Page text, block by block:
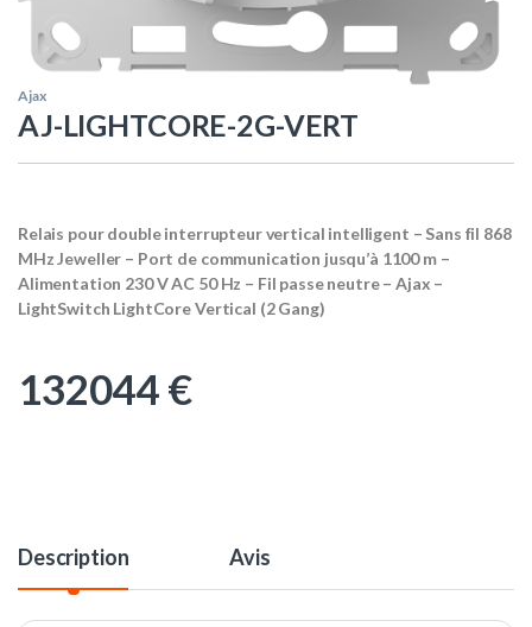
Ajax
AJ-LIGHTCORE-2G-VERT
Relais pour double interrupteur vertical intelligent – Sans fil 868
MHz Jeweller – Port de communication jusqu’à 1100 m –
Alimentation 230 V AC 50 Hz – Fil passe neutre – Ajax –
LightSwitch LightCore Vertical (2 Gang)
132044€
Description Avis